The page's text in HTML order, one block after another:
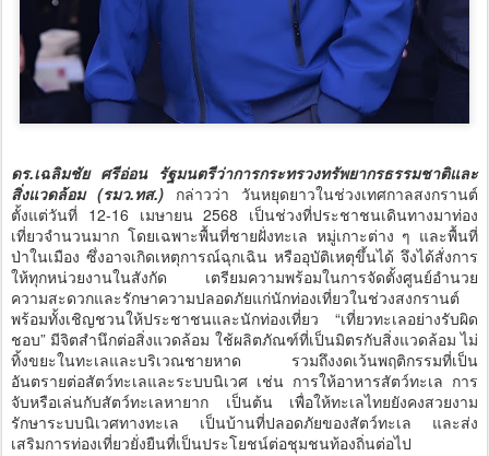
ดร.เฉลิมชัย ศรีอ่อน รัฐมนตรีว่าการกระทรวงทรัพยากรธรรมชาติและ
สิ่งแวดล้อม (รมว.ทส.) กล่าวว่า วันหยุดยาวในช่วงเทศกาลสงกรานต์
ตั้งแต่วันที่ 12-16 เมษายน 2568 เป็นช่วงที่ประชาชนเดินทางมาท่อง
เที่ยวจำนวนมาก โดยเฉพาะพื้นที่ชายฝั่งทะเล หมู่เกาะต่าง ๆ และพื้นที่
ป่าในเมือง ซึ่งอาจเกิดเหตุการณ์ฉุกเฉิน หรืออุบัติเหตุขึ้นได้ จึงได้สั่งการ
ให้ทุกหน่วยงานในสังกัด เตรียมความพร้อมในการจัดตั้งศูนย์อำนวย
ความสะดวกและรักษาความปลอดภัยแก่นักท่องเที่ยวในช่วงสงกรานต์
พร้อมทั้งเชิญชวนให้ประชาชนและนักท่องเที่ยว “เที่ยวทะเลอย่างรับผิด
ชอบ” มีจิตสำนึกต่อสิ่งแวดล้อม ใช้ผลิตภัณฑ์ที่เป็นมิตรกับสิ่งแวดล้อม ไม่
ทิ้งขยะในทะเลและบริเวณชายหาด รวมถึงงดเว้นพฤติกรรมที่เป็น
อันตรายต่อสัตว์ทะเลและระบบนิเวศ เช่น การให้อาหารสัตว์ทะเล การ
จับหรือเล่นกับสัตว์ทะเลหายาก เป็นต้น เพื่อให้ทะเลไทยยังคงสวยงาม
รักษาระบบนิเวศทางทะเล เป็นบ้านที่ปลอดภัยของสัตว์ทะเล และส่ง
เสริมการท่องเที่ยวยั่งยืนที่เป็นประโยชน์ต่อชุมชนท้องถิ่นต่อไป